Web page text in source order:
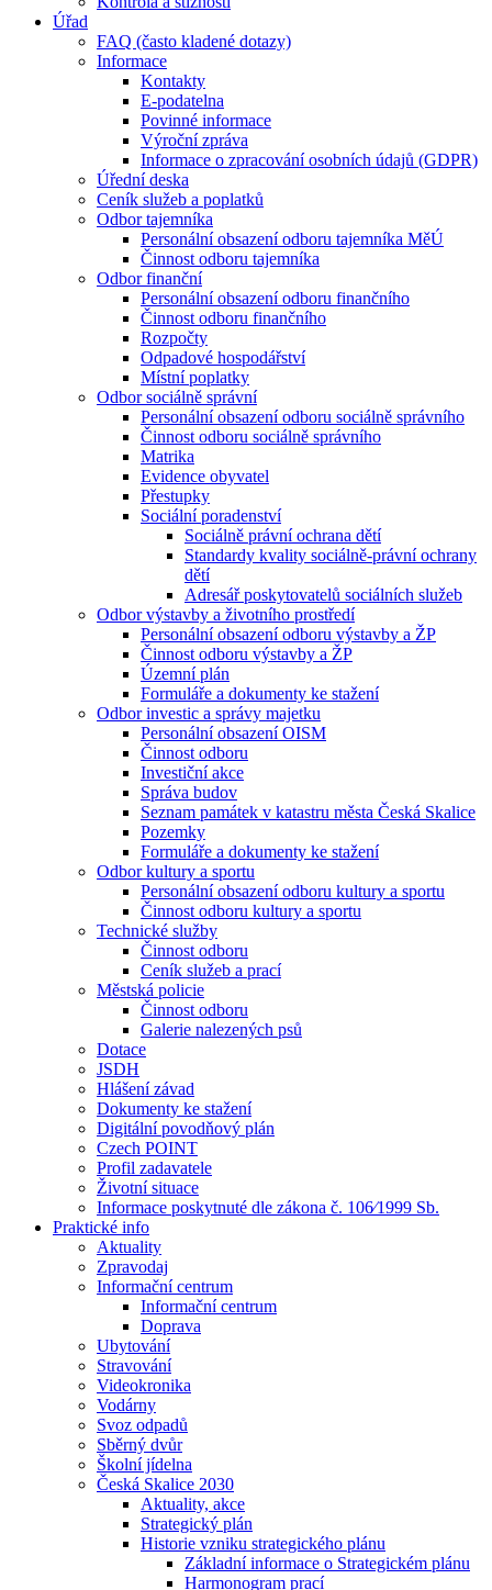
Úřad
FAQ (často kladené dotazy)
Informace
Kontakty
E-podatelna
Povinné informace
Výroční zpráva
Informace o zpracování osobních údajů (GDPR)
Úřední deska
Ceník služeb a poplatků
Odbor tajemníka
Personální obsazení odboru tajemníka MěÚ
Činnost odboru tajemníka
Odbor finanční
Personální obsazení odboru finančního
Činnost odboru finančního
Rozpočty
Odpadové hospodářství
Místní poplatky
Odbor sociálně správní
Personální obsazení odboru sociálně správního
Činnost odboru sociálně správního
Matrika
Evidence obyvatel
Přestupky
Sociální poradenství
Sociálně právní ochrana dětí
Standardy kvality sociálně-právní ochrany
dětí
Adresář poskytovatelů sociálních služeb
Odbor výstavby a životního prostředí
Personální obsazení odboru výstavby a ŽP
Činnost odboru výstavby a ŽP
Územní plán
Formuláře a dokumenty ke stažení
Odbor investic a správy majetku
Personální obsazení OISM
Činnost odboru
Investiční akce
Správa budov
Seznam památek v katastru města Česká Skalice
Pozemky
Formuláře a dokumenty ke stažení
Odbor kultury a sportu
Personální obsazení odboru kultury a sportu
Činnost odboru kultury a sportu
Technické služby
Činnost odboru
Ceník služeb a prací
Městská policie
Činnost odboru
Galerie nalezených psů
Dotace
JSDH
Hlášení závad
Dokumenty ke stažení
Digitální povodňový plán
Czech POINT
Profil zadavatele
Životní situace
Informace poskytnuté dle zákona č. 106⁄1999 Sb.
Praktické info
Aktuality
Zpravodaj
Informační centrum
Informační centrum
Doprava
Ubytování
Stravování
Videokronika
Vodárny
Svoz odpadů
Sběrný dvůr
Školní jídelna
Česká Skalice 2030
Aktuality, akce
Strategický plán
Historie vzniku strategického plánu
Základní informace o Strategickém plánu
Harmonogram prací